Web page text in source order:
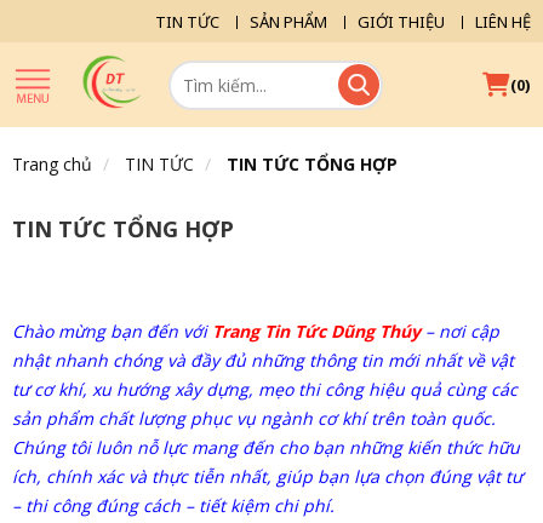
TIN TỨC SẢN PHẨM GIỚI THIỆU LIÊN HỆ
(0)
Trang chủ TIN TỨC TIN TỨC TỔNG HỢP
TIN TỨC TỔNG HỢP
Chào mừng bạn đến với Trang Tin Tức Dũng Thúy– nơi cập
nhật nhanh chóng và đầy đủ những thông tin mới nhất về vật
tư cơ khí, xu hướng xây dựng, mẹo thi công hiệu quả cùng các
sản phẩm chất lượng phục vụ ngành cơ khí trên toàn quốc.
Chúng tôi luôn nỗ lực mang đến cho bạn những kiến thức hữu
ích, chính xác và thực tiễn nhất, giúp bạn lựa chọn đúng vật tư
– thi công đúng cách – tiết kiệm chi phí.